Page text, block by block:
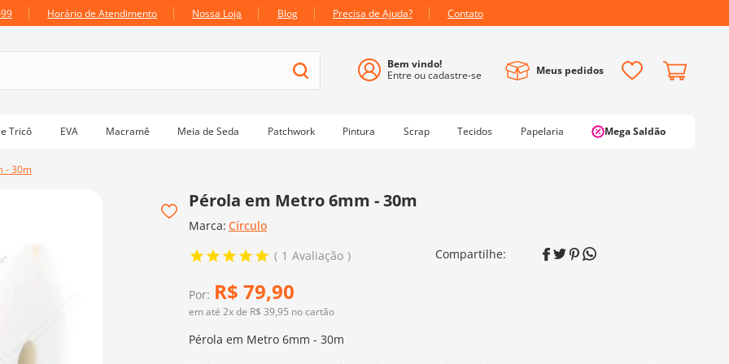
Horário de Atendimento Nossa Loja Blog Precisa de Ajuda? Contato
Meus pedidos
Tricô EVA Macramê Meia de Seda Patchwork Pintura Scrap Tecidos Papelaria Mega Saldão
- 30m
Pérola em Metro 6mm - 30m
Marca: Círculo
1 Avaliação
Por: R$ 79,90
em até 2x de R$ 39,95 no cartão
Pérola em Metro 6mm - 30m